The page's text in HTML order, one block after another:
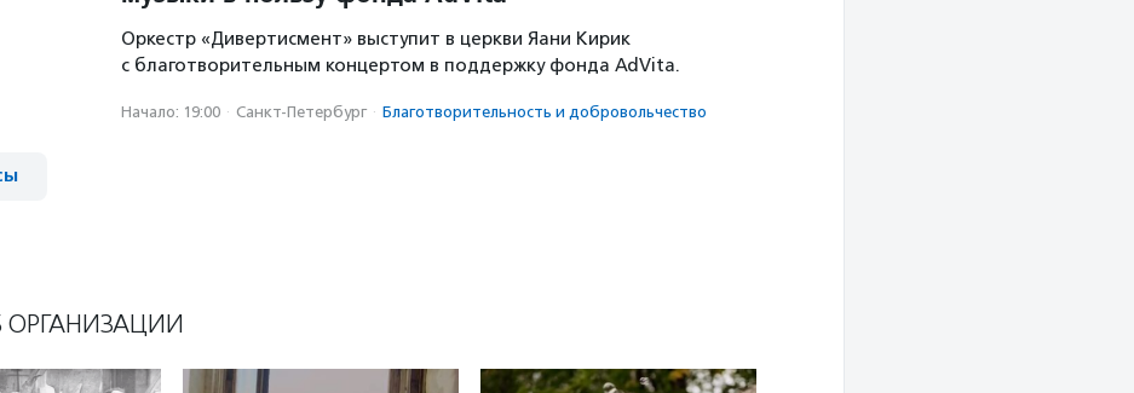
Оркестр «Дивертисмент» выступит в церкви Яани Кирик
с благотворительным концертом в поддержку фонда AdVita.
Начало: 19:00 · Санкт-Петербург · Благотвори­тель­ность и доброволь­чест­во
ОРГАНИЗАЦИИ